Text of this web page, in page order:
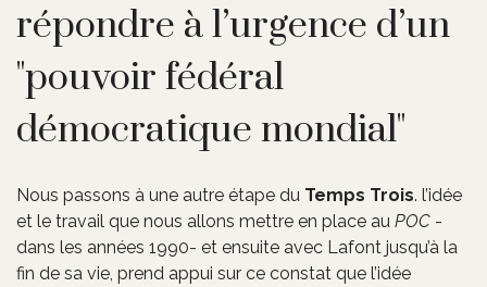
répondre à l’urgence d’un
"pouvoir fédéral
démocratique mondial"
Nous passons à une autre étape du Temps Trois. l’idée
et le travail que nous allons mettre en place au POC -
dans les années 1990- et ensuite avec Lafont jusqu’à la
fin de sa vie, prend appui sur ce constat que l’idée